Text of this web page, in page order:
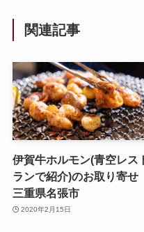
関連記事
伊賀牛ホルモン(青空レス
ランで紹介)のお取り寄せ
三重県名張市
2020年2月15日